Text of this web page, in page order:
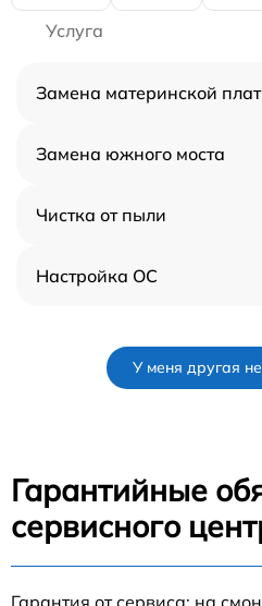
Услуга
Замена материнской
Замена южного моста
Чистка от пыли
Настройка ОС
У меня другая
Гарантийные
сервисного
Гарантия от сервиса: на